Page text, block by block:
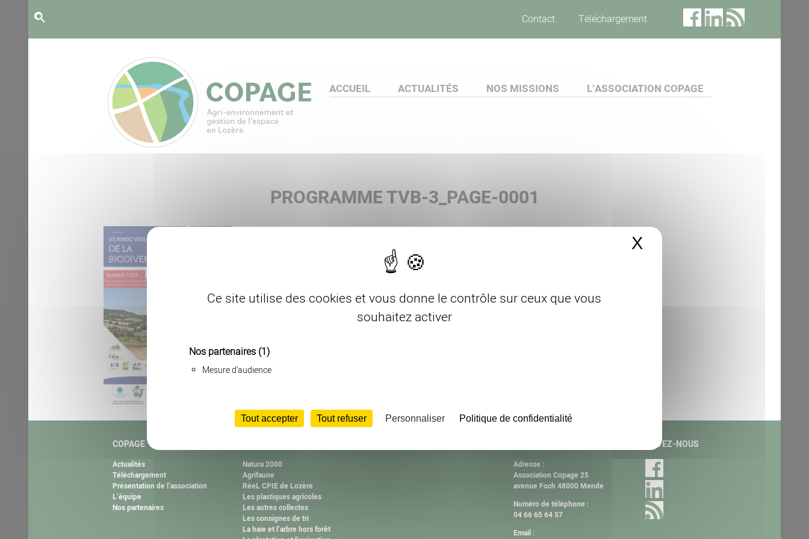
Ce site utilise des cookies et vous donne le contrôle sur ceux que vous
souhaitez activer
Nos partenaires (1)
Mesure d'audience
Tout accepter Tout refuser Personnaliser Politique de confidentialité
X Masquer le
Contact Téléchargement
ACCUEIL ACTUALITÉS NOS MISSIONS L’ASSOCIATION COPAGE
PROGRAMME TVB-3_PAGE-0001
COPAGE
Actualités
Téléchargement
Présentation de l’association
L’équipe
Nos partenaires
Natura 2000
Agrifaune
RéeL CPIE de Lozère
Les plastiques agricoles
Les autres collectes
Les consignes de tri
La haie et l’arbre hors forêt
Adresse :
Association Copage 25
avenue Foch 48000 Mende
Numéro de téléphone :
04 66 65 64 57
Email :
SUIVEZ-NOUS